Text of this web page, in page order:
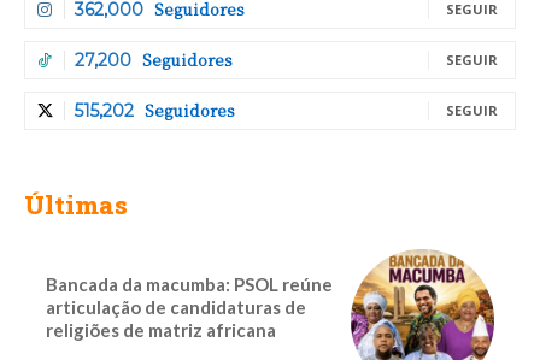
362,000 Seguidores SEGUIR
27,200 Seguidores SEGUIR
515,202 Seguidores SEGUIR
Últimas
Bancada da macumba: PSOL reúne
articulação de candidaturas de
religiões de matriz africana